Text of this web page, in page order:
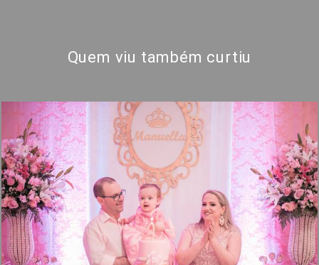
Quem viu também curtiu
1514 0